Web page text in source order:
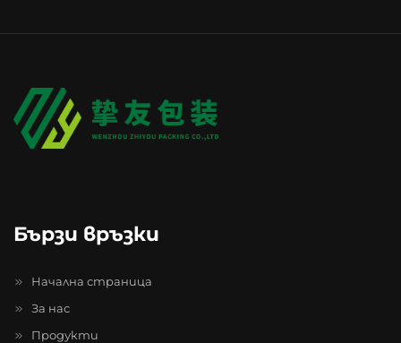
Бързи връзки
Начална страница
За нас
Продукти